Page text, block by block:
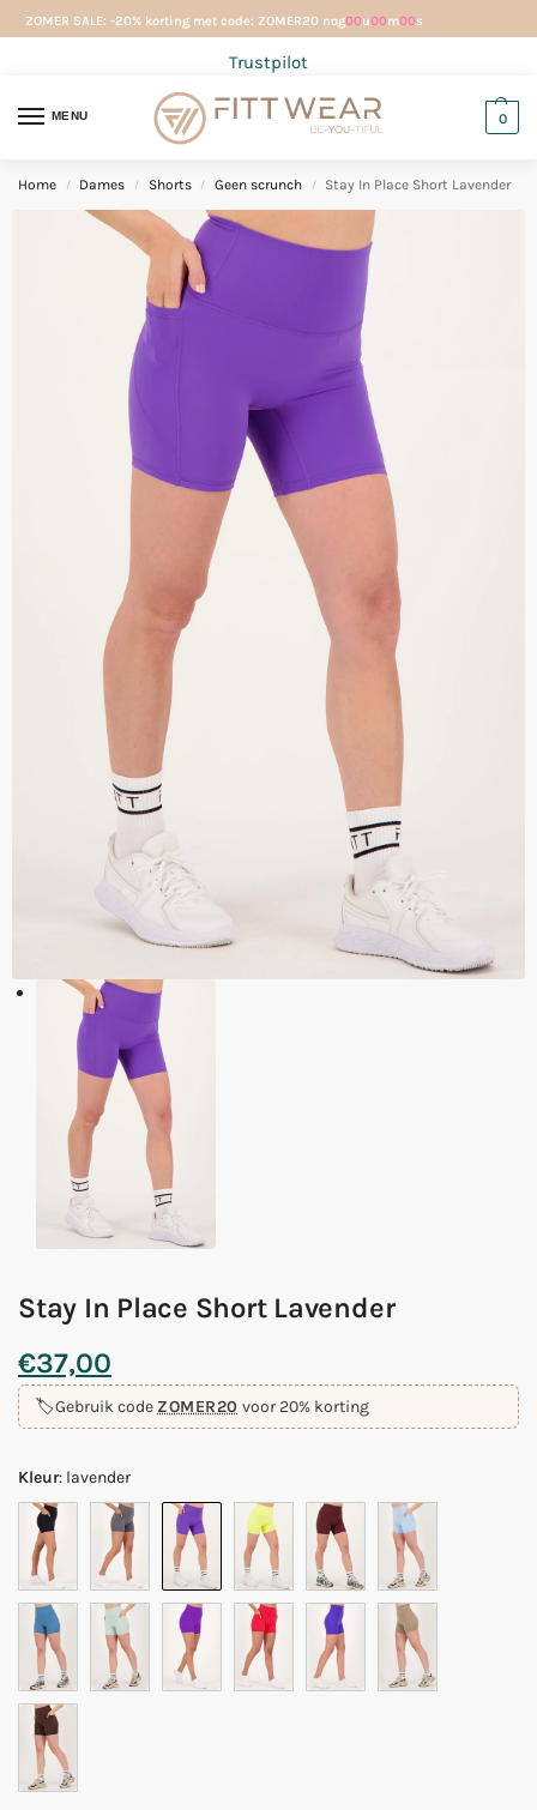
ZOMER SALE: -20% korting met code: ZOMER20 nog00u00m00s
Trustpilot
MENU 0
Home / Dames / Shorts / Geen scrunch / Stay In Place Short Lavender
Stay In Place Short Lavender
€37,00
🏷️Gebruik code ZOMER20 voor 20% korting
Kleur: lavender